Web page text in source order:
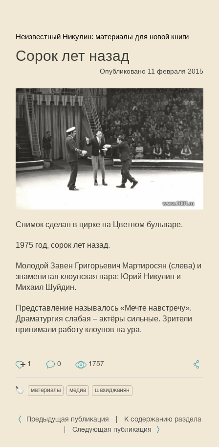
Неизвестный Никулин: материалы для новой книги
Сорок лет назад
Опубликовано 11 февраля 2015
Снимок сделан в цирке на Цветном бульваре.
1975 год, сорок лет назад.
Молодой Завен Григорьевич Мартиросян (слева) и
знаменитая клоунская пара: Юрий Никулин и
Михаил Шуйдин.
Представление называлось «Мечте навстречу».
Драматургия слабая – актёры сильные. Зрители
принимали работу клоунов на ура.
1 0 1757
материалы медиа шахиджанян
Предыдущая публикация
К содержанию раздела
Следующая публикация